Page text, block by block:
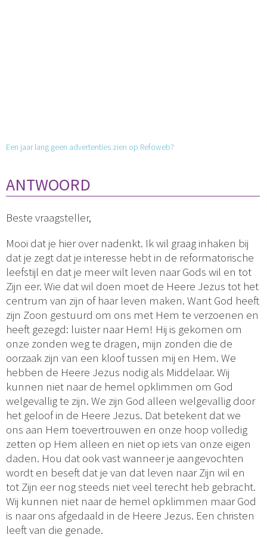
Een jaar lang geen advertenties zien op Refoweb?
ANTWOORD
Beste vraagsteller,
Mooi dat je hier over nadenkt. Ik wil graag inhaken bij
dat je zegt dat je interesse hebt in de reformatorische
leefstijl en dat je meer wilt leven naar Gods wil en tot
Zijn eer. Wie dat wil doen moet de Heere Jezus tot het
centrum van zijn of haar leven maken. Want God heeft
zijn Zoon gestuurd om ons met Hem te verzoenen en
heeft gezegd: luister naar Hem! Hij is gekomen om
onze zonden weg te dragen, mijn zonden die de
oorzaak zijn van een kloof tussen mij en Hem. We
hebben de Heere Jezus nodig als Middelaar. Wij
kunnen niet naar de hemel opklimmen om God
welgevallig te zijn. We zijn God alleen welgevallig door
het geloof in de Heere Jezus. Dat betekent dat we
ons aan Hem toevertrouwen en onze hoop volledig
zetten op Hem alleen en niet op iets van onze eigen
daden. Hou dat ook vast wanneer je aangevochten
wordt en beseft dat je van dat leven naar Zijn wil en
tot Zijn eer nog steeds niet veel terecht heb gebracht.
Wij kunnen niet naar de hemel opklimmen maar God
is naar ons afgedaald in de Heere Jezus. Een christen
leeft van die genade.